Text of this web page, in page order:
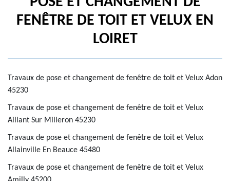
FENÊTRE DE TOIT ET VELUX EN
LOIRET
Travaux de pose et changement de fenêtre de toit et Velux Adon
45230
Travaux de pose et changement de fenêtre de toit et Velux
Aillant Sur Milleron 45230
Travaux de pose et changement de fenêtre de toit et Velux
Allainville En Beauce 45480
Travaux de pose et changement de fenêtre de toit et Velux